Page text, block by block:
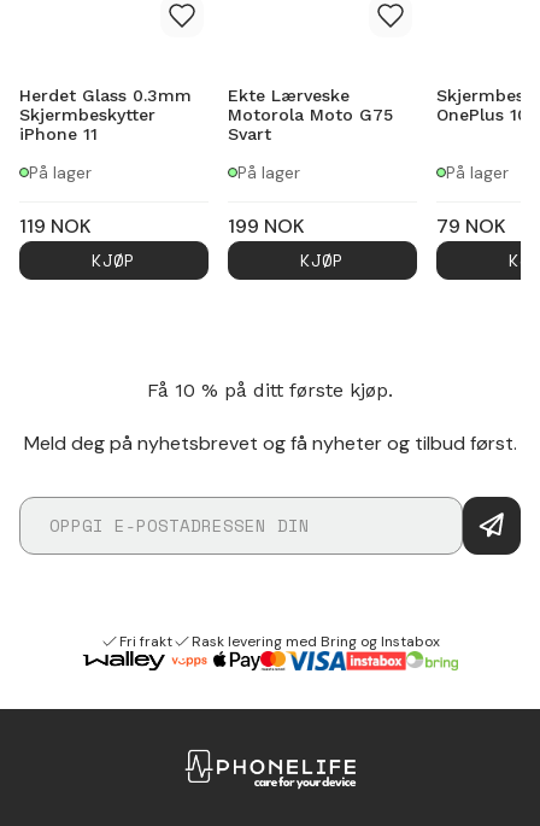
Herdet Glass 0.3mm
Skjermbeskytter
iPhone 11
På lager
119 NOK
KJØP
Ekte Lærveske
Motorola Moto G75
Svart
På lager
199 NOK
KJØP
OnePlus 10
På lager
79 NOK
Få 10 % på ditt første kjøp.
Meld deg på nyhetsbrevet og få nyheter og tilbud først.
Fri frakt Rask levering med Bring og Instabox